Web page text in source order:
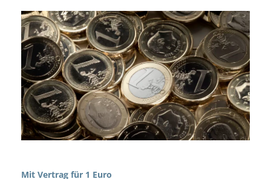
Mit Vertrag für 1 Euro